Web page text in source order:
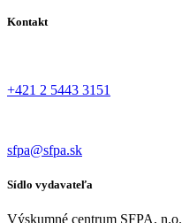
Kontakt
+421 2 5443 3151
sfpa@sfpa.sk
Sídlo vydavateľa
Výskumné centrum SFPA, n.o.